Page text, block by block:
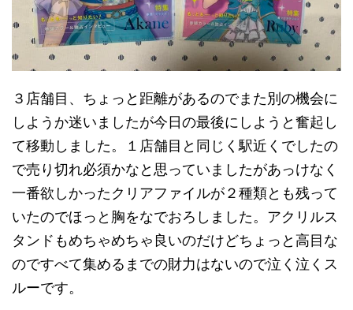
３店舗目、ちょっと距離があるのでまた別の機会に
しようか迷いましたが今日の最後にしようと奮起し
て移動しました。１店舗目と同じく駅近くでしたの
で売り切れ必須かなと思っていましたがあっけなく
一番欲しかったクリアファイルが２種類とも残って
いたのでほっと胸をなでおろしました。アクリルス
タンドもめちゃめちゃ良いのだけどちょっと高目な
のですべて集めるまでの財力はないので泣く泣くス
ルーです。